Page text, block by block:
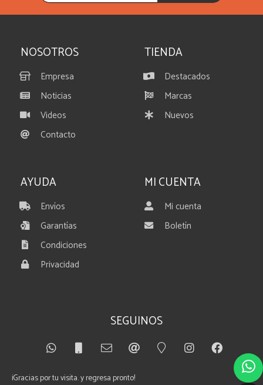
NOSOTROS
Empresa
Noticias
Videos
Contacto
TIENDA
Destacados
Marcas
Nuevos
AYUDA
Envíos
Garantías
Condiciones
Privacidad
MI CUENTA
Mi cuenta
Boletín
SEGUINOS
¡Gracias por tu visita. y regresa pronto!